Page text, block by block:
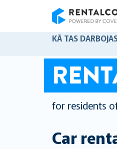
KĀ TAS
for residents
Car